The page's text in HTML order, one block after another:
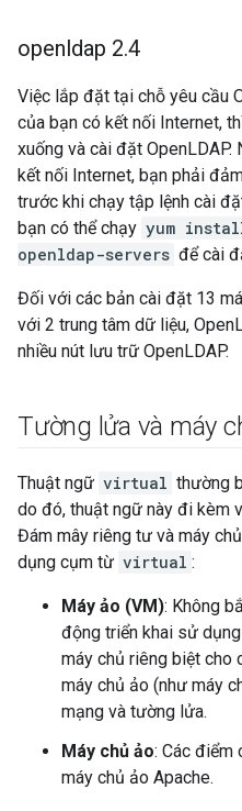
openldap 2.4
Việc lắp đặt tại chỗ yêu cầu
của bạn có kết nối Internet,
xuống và cài đặt OpenLDAP.
kết nối Internet, bạn phải
trước khi chạy tập lệnh cài
bạn có thể chạy yum
openldap-servers để cài
Đối với các bản cài đặt 13
với 2 trung tâm dữ liệu,
nhiều nút lưu trữ OpenLDAP.
Tường lửa và máy
Thuật ngữ virtual thường
do đó, thuật ngữ này đi kèm
Đám mây riêng tư và máy
dụng cụm từ virtual :
Máy ảo (VM): Không
động triển khai sử
máy chủ riêng biệt cho
máy chủ ảo (như máy
mạng và tường lửa.
Máy chủ ảo: Các điểm
máy chủ ảo Apache.